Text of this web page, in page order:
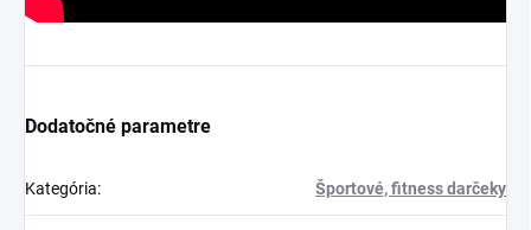
Dodatočné parametre
Kategória: Športové, fitness darčeky